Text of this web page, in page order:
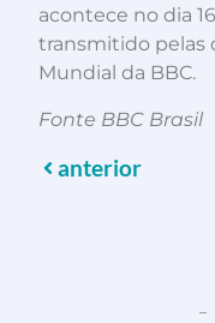
acontece no dia
transmitido pelas
Mundial da BBC.
Fonte BBC Brasil
anterior